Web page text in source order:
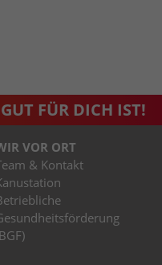
FÜR DICH IST!
VOR ORT
& Kontakt